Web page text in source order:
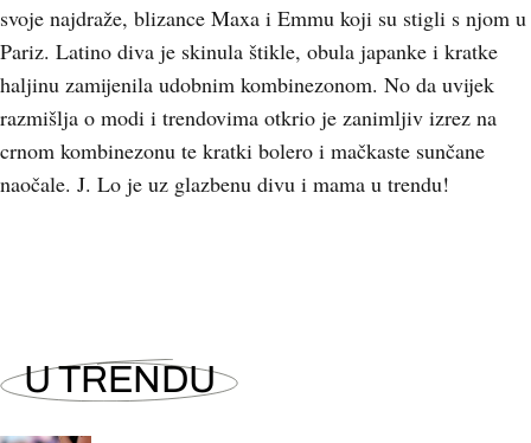
svoje najdraže, blizance Maxa i Emmu koji su stigli s njom u
Pariz. Latino diva je skinula štikle, obula japanke i kratke
haljinu zamijenila udobnim kombinezonom. No da uvijek
razmišlja o modi i trendovima otkrio je zanimljiv izrez na
crnom kombinezonu te kratki bolero i mačkaste sunčane
naočale. J. Lo je uz glazbenu divu i mama u trendu!
U TRENDU